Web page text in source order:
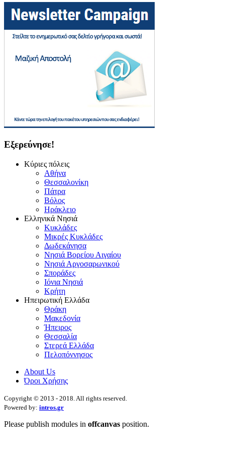
Εξερεύνησε!
Κύριες πόλεις
Αθήνα
Θεσσαλονίκη
Πάτρα
Βόλος
Ηράκλειο
Ελληνικά Νησιά
Κυκλάδες
Μικρές Κυκλάδες
Δωδεκάνησα
Νησιά Βορείου Αιγαίου
Νησιά Αργοσαρωνικού
Σποράδες
Ιόνια Νησιά
Κρήτη
Ηπειρωτική Ελλάδα
Θράκη
Μακεδονία
Ήπειρος
Θεσσαλία
Στερεά Ελλάδα
Πελοπόννησος
About Us
Όροι Χρήσης
Copyright © 2013 - 2018. All rights reserved.
Powered by: intros.gr
Please publish modules in offcanvas position.